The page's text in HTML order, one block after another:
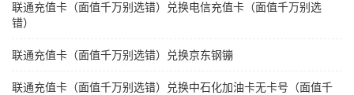
联通充值卡（面值千万别选错）兑换电信充值卡（面值千万别选
错）
联通充值卡（面值千万别选错）兑换京东钢镚
联通充值卡（面值千万别选错）兑换中石化加油卡无卡号（面值千